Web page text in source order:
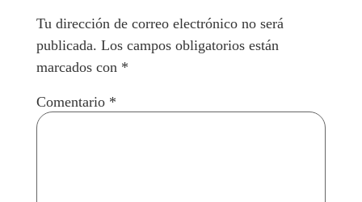
Tu dirección de correo electrónico no será
publicada. Los campos obligatorios están
marcados con *
Comentario *